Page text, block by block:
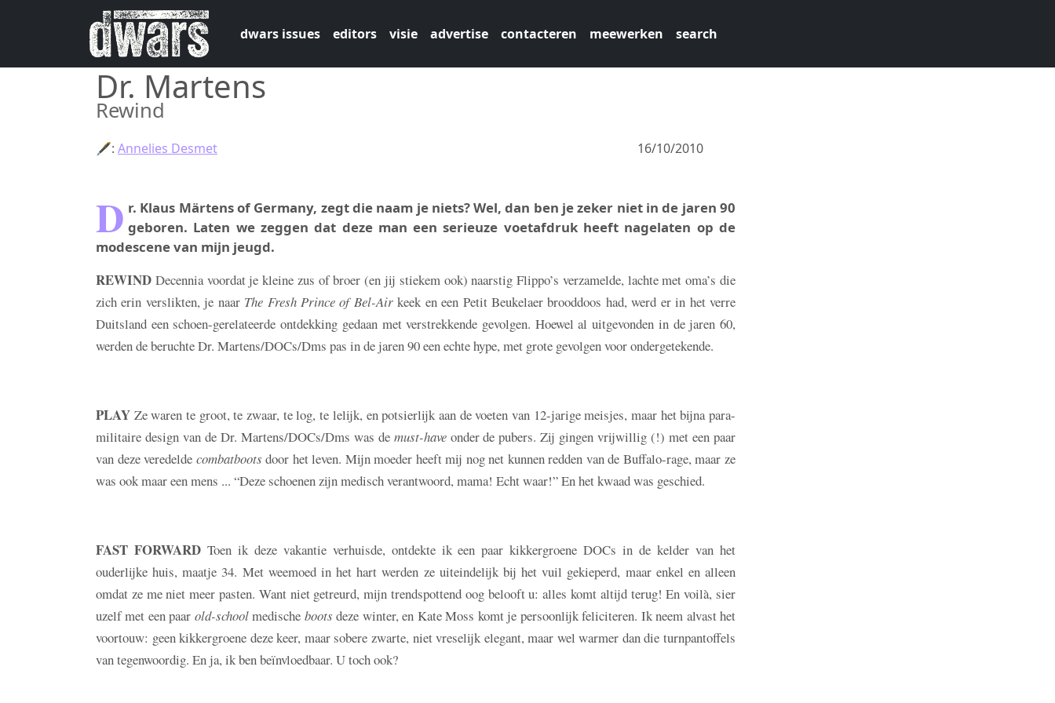
Skip to main content
dwars issues
editors visie advertise contacteren meewerken search
Dr. Martens
Rewind
16/10/2010
🖋: Annelies Desmet
D r. Klaus Märtens of Germany, zegt die naam je niets? Wel, dan ben je zeker niet in de jaren 90
geboren. Laten we zeggen dat deze man een serieuze voetafdruk heeft nagelaten op de
modescene van mijn jeugd.
REWIND Decennia voordat je kleine zus of broer (en jij stiekem ook) naarstig Flippo’s verzamelde, lachte met oma’s die
zich erin verslikten, je naar The Fresh Prince of Bel-Airkeek en een Petit Beukelaer brooddoos had, werd er in het verre
Duitsland een schoen-gerelateerde ontdekking gedaan met verstrekkende gevolgen. Hoewel al uitgevonden in de jaren 60,
werden de beruchte Dr. Martens/DOCs/Dms pas in de jaren 90 een echte hype, met grote gevolgen voor ondergetekende.
PLAY Ze waren te groot, te zwaar, te log, te lelijk, en potsierlijk aan de voeten van 12-jarige meisjes, maar het bijna para-
militaire design van de Dr. Martens/DOCs/Dms was de must-haveonder de pubers. Zij gingen vrijwillig (!) met een paar
van deze veredelde combatboots door het leven. Mijn moeder heeft mij nog net kunnen redden van de Buffalo-rage, maar ze
was ook maar een mens ... “Deze schoenen zijn medisch verantwoord, mama! Echt waar!” En het kwaad was geschied.
FAST FORWARDToen ik deze vakantie verhuisde, ontdekte ik een paar kikkergroene DOCs in de kelder van het
ouderlijke huis, maatje 34. Met weemoed in het hart werden ze uiteindelijk bij het vuil gekieperd, maar enkel en alleen
omdat ze me niet meer pasten. Want niet getreurd, mijn trendspottend oog belooft u: alles komt altijd terug! En voilà, sier
uzelf met een paar old-schoolmedische boots deze winter, en Kate Moss komt je persoonlijk feliciteren. Ik neem alvast het
voortouw: geen kikkergroene deze keer, maar sobere zwarte, niet vreselijk elegant, maar wel warmer dan die turnpantoffels
van tegenwoordig. En ja, ik ben beïnvloedbaar. U toch ook?